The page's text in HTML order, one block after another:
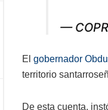
—
El gobernador
territorio
De esta cuenta,